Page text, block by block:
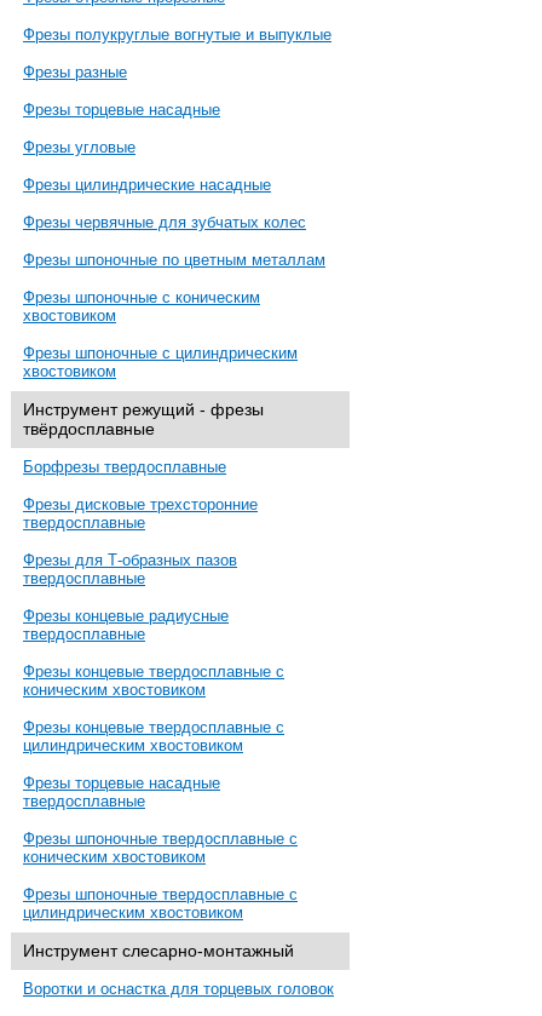
Фрезы полукруглые вогнутые и выпуклые
Фрезы разные
Фрезы торцевые насадные
Фрезы угловые
Фрезы цилиндрические насадные
Фрезы червячные для зубчатых колес
Фрезы шпоночные по цветным металлам
Фрезы шпоночные с коническим
хвостовиком
Фрезы шпоночные с цилиндрическим
хвостовиком
Инструмент режущий - фрезы
твёрдосплавные
Борфрезы твердосплавные
Фрезы дисковые трехсторонние
твердосплавные
Фрезы для Т-образных пазов
твердосплавные
Фрезы концевые радиусные
твердосплавные
Фрезы концевые твердосплавные с
коническим хвостовиком
Фрезы концевые твердосплавные с
цилиндрическим хвостовиком
Фрезы торцевые насадные
твердосплавные
Фрезы шпоночные твердосплавные с
коническим хвостовиком
Фрезы шпоночные твердосплавные с
цилиндрическим хвостовиком
Инструмент слесарно-монтажный
Воротки и оснастка для торцевых головок